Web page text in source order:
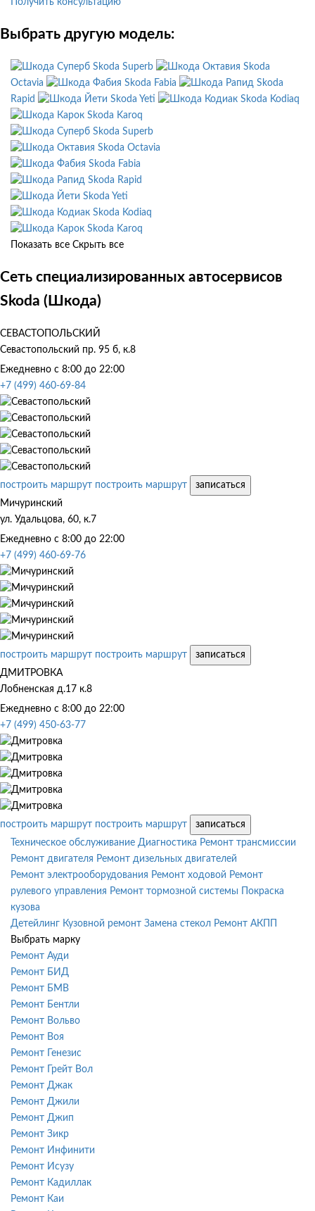
Получить консультацию
Выбрать другую модель:
Skoda Superb
Skoda
Octavia
Skoda Fabia
Skoda
Rapid
Skoda Yeti
Skoda Kodiaq
Skoda Karoq
Skoda Superb
Skoda Octavia
Skoda Fabia
Skoda Rapid
Skoda Yeti
Skoda Kodiaq
Skoda Karoq
Показать все Скрыть все
Сеть специализированных автосервисов
Skoda (Шкода)
СЕВАСТОПОЛЬСКИЙ
Севастопольский пр. 95 б, к.8
Ежедневно с 8:00 до 22:00
+7 (499) 460-69-84
построить маршрут построить маршрут
записаться
Мичуринский
ул. Удальцова, 60, к.7
Ежедневно с 8:00 до 22:00
+7 (499) 460-69-76
построить маршрут построить маршрут
записаться
ДМИТРОВКА
Лобненская д.17 к.8
Ежедневно с 8:00 до 22:00
+7 (499) 450-63-77
построить маршрут построить маршрут
записаться
Техническое обслуживание Диагностика Ремонт трансмиссии
Ремонт двигателя Ремонт дизельных двигателей
Ремонт электрооборудования Ремонт ходовой Ремонт
рулевого управления Ремонт тормозной системы
Покраска
кузова
Детейлинг Кузовной ремонт Замена стекол Ремонт АКПП
Выбрать марку
Ремонт Ауди
Ремонт БИД
Ремонт БМВ
Ремонт Бентли
Ремонт Вольво
Ремонт Воя
Ремонт Генезис
Ремонт Грейт Вол
Ремонт Джак
Ремонт Джили
Ремонт Джип
Ремонт Зикр
Ремонт Инфинити
Ремонт Исузу
Ремонт Кадиллак
Ремонт Каи